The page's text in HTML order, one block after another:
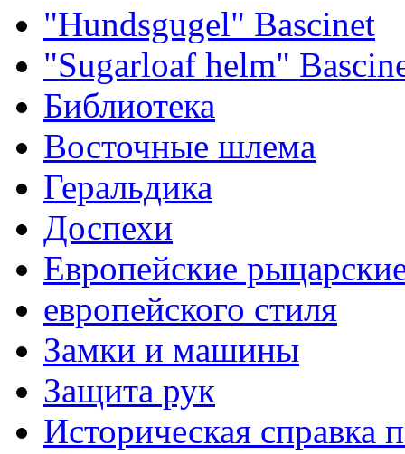
"Hundsgugel" Bascinet
"Sugarloaf helm"
Библиотека
Восточные шлема
Геральдика
Доспехи
Европейские
европейского стиля
Замки и машины
Защита рук
Историческая справка